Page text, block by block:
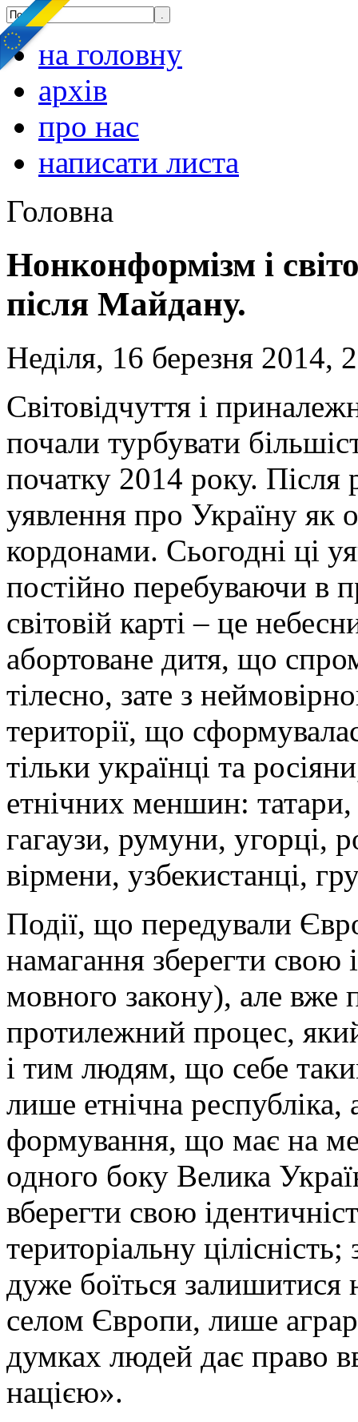
на головну
архів
про нас
написати листа
Головна
Нонконформізм і
після Майдану.
Неділя, 16 березня 2014,
Світовідчуття і
почали турбувати
початку 2014 року.
уявлення про Україну як
кордонами. Сьогодні ці
постійно перебуваючи в
світовій карті – це
абортоване дитя, що
тілесно, зате з
території, що
тільки українці та
етнічних меншин:
гагаузи, румуни, угорці,
вірмени, узбекистанці,
Події, що передували
намагання зберегти свою
мовного закону), але вже
протилежний процес,
і тим людям, що себе
лише етнічна республіка,
формування, що має на
одного боку Велика
вберегти свою
територіальну
дуже боїться залишитися
селом Європи, лише
думках людей дає право
нацією».